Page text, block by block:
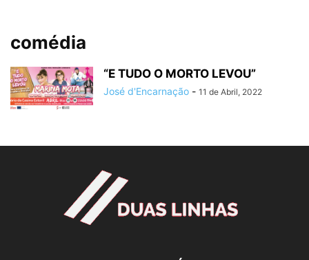
comédia
“E TUDO O MORTO LEVOU”
José d'Encarnação - 11 de Abril, 2022